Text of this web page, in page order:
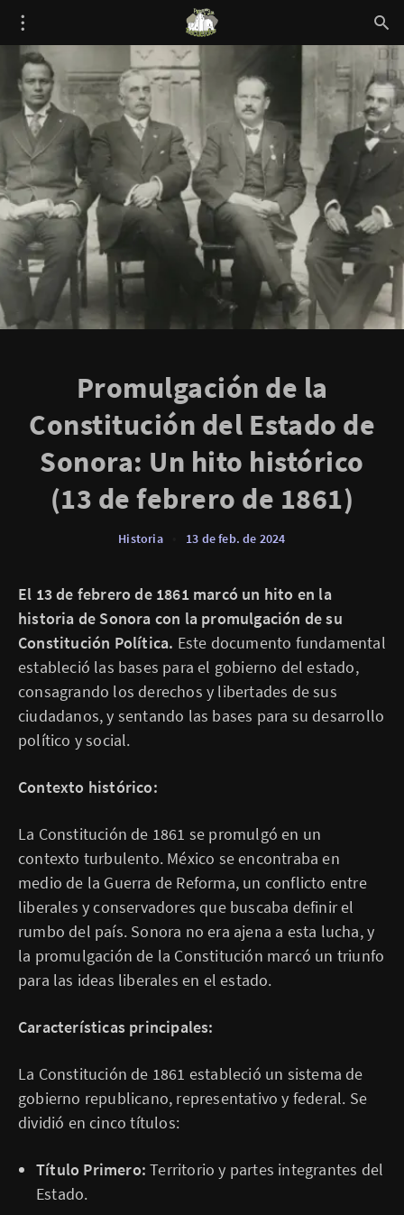
Promulgación de la
Constitución del Estado de
Sonora: Un hito histórico
(13 de febrero de 1861)
Historia 13 de feb. de 2024
El 13 de febrero de 1861 marcó un hito en la
historia de Sonora con la promulgación de su
Constitución Política. Este documento fundamental
estableció las bases para el gobierno del estado,
consagrando los derechos y libertades de sus
ciudadanos, y sentando las bases para su desarrollo
político y social.
Contexto histórico:
La Constitución de 1861 se promulgó en un
contexto turbulento. México se encontraba en
medio de la Guerra de Reforma, un conflicto entre
liberales y conservadores que buscaba definir el
rumbo del país. Sonora no era ajena a esta lucha, y
la promulgación de la Constitución marcó un triunfo
para las ideas liberales en el estado.
Características principales:
La Constitución de 1861 estableció un sistema de
gobierno republicano, representativo y federal. Se
dividió en cinco títulos:
Título Primero: Territorio y partes integrantes del
Estado.